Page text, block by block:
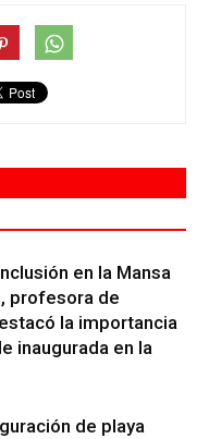
en la Mansa
profesora de
la importancia
inaugurada en la
de playa